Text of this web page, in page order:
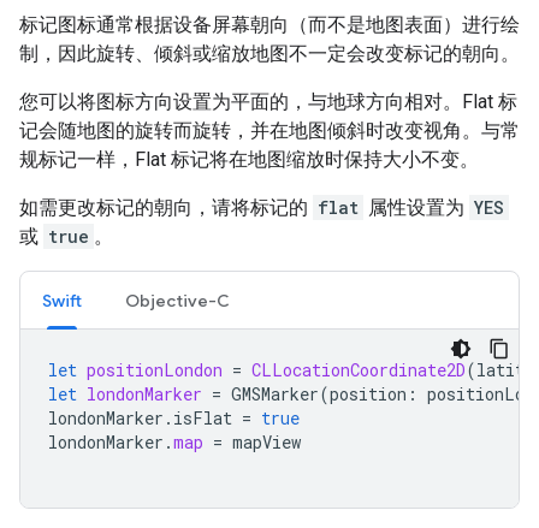
标记图标通常根据设备屏幕朝向（而不是地图表面）进行绘
制，因此旋转、倾斜或缩放地图不一定会改变标记的朝向。
您可以将图标方向设置为平面的，与地球方向相对。Flat 标
记会随地图的旋转而旋转，并在地图倾斜时改变视角。与常
规标记一样，Flat 标记将在地图缩放时保持大小不变。
如需更改标记的朝向，请将标记的 flat 属性设置为 YES
或 true 。
Swift Objective-C
let positionLondon = CLLocationCoordinate2D(
let londonMarker = GMSMarker(position :
londonMarker . isFlat = true
londonMarker .map = mapView